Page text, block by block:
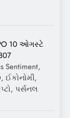
10 ઓગસ્ટે
Sentiment,
ઈકોનોમી,
પર્સનલ